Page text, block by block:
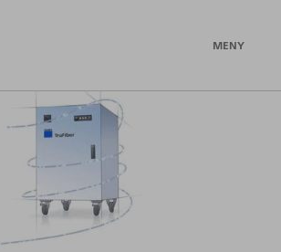
MENY